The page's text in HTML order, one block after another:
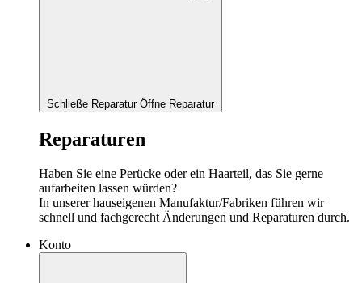
Schließe Reparatur Öffne Reparatur
Reparaturen
Haben Sie eine Perücke oder ein Haarteil, das Sie gerne
aufarbeiten lassen würden?
In unserer hauseigenen Manufaktur/Fabriken führen wir
schnell und fachgerecht Änderungen und Reparaturen durch.
Konto